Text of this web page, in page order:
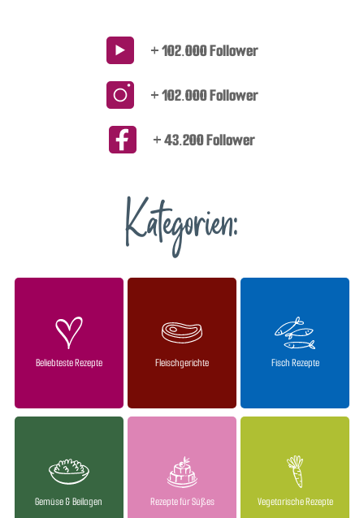
+ 102.000 Follower
+ 102.000 Follower
+ 43.200 Follower
Kategorien:
Beliebteste Rezepte Fleischgerichte Fisch Rezepte
Gemüse & Beilagen Rezepte für Süßes Vegetarische Rezepte